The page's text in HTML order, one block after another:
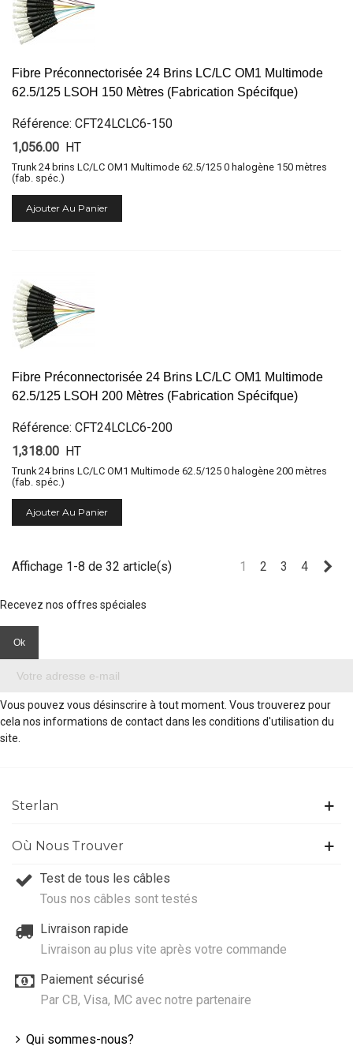
Fibre Préconnectorisée 24 Brins LC/LC OM1 Multimode
62.5/125 LSOH 150 Mètres (Fabrication Spécifque)
Référence: CFT24LCLC6-150
1,056.00 HT
Trunk 24 brins LC/LC OM1 Multimode 62.5/125 0 halogène 150 mètres
(fab. spéc.)
Ajouter Au Panier
Fibre Préconnectorisée 24 Brins LC/LC OM1 Multimode
62.5/125 LSOH 200 Mètres (Fabrication Spécifque)
Référence: CFT24LCLC6-200
1,318.00 HT
Trunk 24 brins LC/LC OM1 Multimode 62.5/125 0 halogène 200 mètres
(fab. spéc.)
Ajouter Au Panier
Affichage 1-8 de 32 article(s) 1 2 3 4
Recevez nos offres spéciales
Vous pouvez vous désinscrire à tout moment. Vous trouverez pour
cela nos informations de contact dans les conditions d'utilisation du
site.
Sterlan
Où Nous Trouver
Test de tous les câbles
Tous nos câbles sont testés
Livraison rapide
Livraison au plus vite après votre commande
Paiement sécurisé
Par CB, Visa, MC avec notre partenaire
Qui sommes-nous?